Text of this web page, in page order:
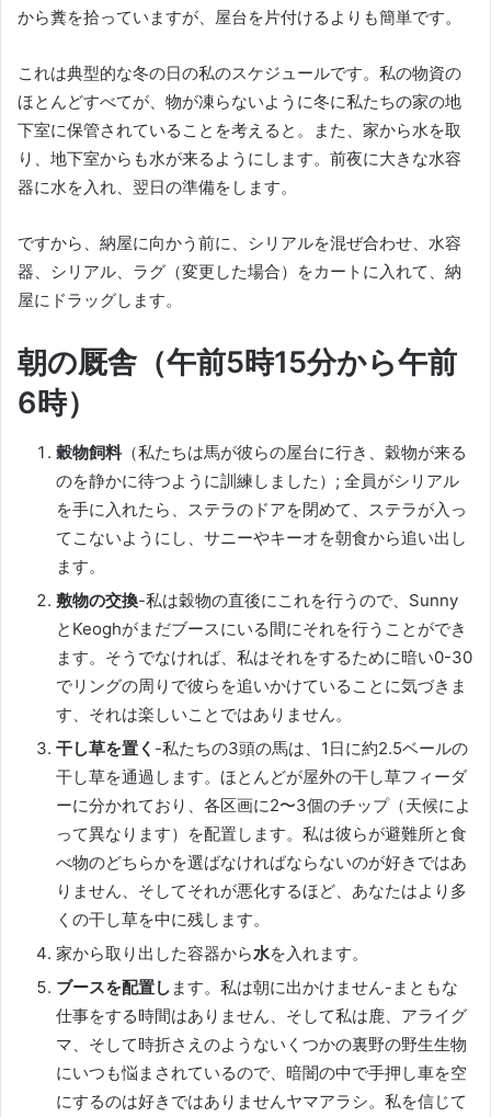
から糞を拾っていますが、屋台を片付ける よりも簡単です。
これは典型的な冬の日の私のスケジュールです。私の物資の
ほとんどすべてが、物が凍らないように冬に私たちの家の地
下室に保管されていることを考えると。
また、家から水を取
り、地下室からも水が来るようにします。前夜に大きな水容
器に水を入れ、翌日の準備をします。
ですから、納屋に向かう前に、シリアルを混ぜ合わせ、水容
器、シリアル、ラグ（変更した場合）をカートに入れて、納
屋にドラッグします。
朝の厩舎（午前5時15分から午前
6時）
穀物飼料（私たちは馬が彼​​らの屋台に行き、穀物が来る
のを静かに待つように訓練しました）; 全員がシリアル
を手に入れたら、ステラのドアを閉めて、ステラが入っ
てこないようにし、サニーやキーオを朝食から追い出し
ます。
敷物の交換-私は穀物の直後にこれを行うので、Sunny
とKeoghがまだブースにいる間にそれを行うことができ
ます。 そうでなければ、私はそれをするために暗い0-30
でリングの周りで彼らを追いかけていることに気づきま
す、それは楽しいことではありません。
干し草を置く -私たちの3頭の馬は、1日に約2.5ベールの
干し草を通過します。 ほとんどが屋外の干し草フィーダ
ーに分かれており、各区画に2〜3個のチップ（天候によ
って異なります）を配置します。 私は彼らが避難所と食
べ物のどちらかを選ばなければならないのが好きではあ
りません、そしてそれが悪化するほど、あなたはより多
くの干し草を中に残します。
家から取り出した容器から水を入れます。
ブースを配置し ます。 私は朝に出かけません-まともな
仕事をする時間はありません、そして私は鹿、アライグ
マ、そして時折さえのようないくつかの裏野の野生生物
にいつも悩まされているので、暗闇の中で手押し車を空
にするのは好きではありませんヤマアラシ。 私を信じて